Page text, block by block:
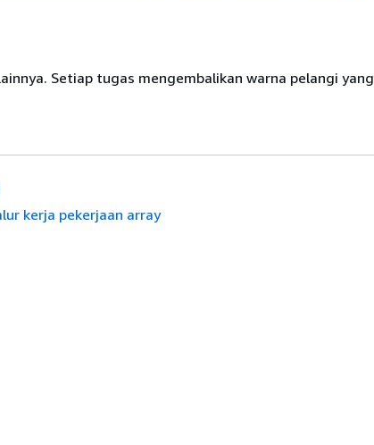
Setiap tugas mengembalikan warna pelangi yang
kerja pekerjaan array